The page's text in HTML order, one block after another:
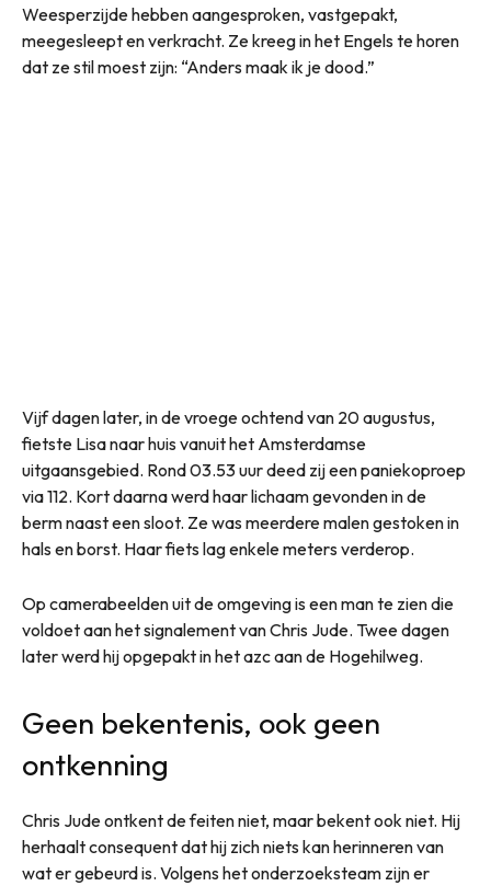
Weesperzijde hebben aangesproken, vastgepakt,
meegesleept en verkracht. Ze kreeg in het Engels te horen
dat ze stil moest zijn: “Anders maak ik je dood.”
Vijf dagen later, in de vroege ochtend van 20 augustus,
fietste Lisa naar huis vanuit het Amsterdamse
uitgaansgebied. Rond 03.53 uur deed zij een paniekoproep
via 112. Kort daarna werd haar lichaam gevonden in de
berm naast een sloot. Ze was meerdere malen gestoken in
hals en borst. Haar fiets lag enkele meters verderop.
Op camerabeelden uit de omgeving is een man te zien die
voldoet aan het signalement van Chris Jude. Twee dagen
later werd hij opgepakt in het azc aan de Hogehilweg.
Geen bekentenis, ook geen
ontkenning
Chris Jude ontkent de feiten niet, maar bekent ook niet. Hij
herhaalt consequent dat hij zich niets kan herinneren van
wat er gebeurd is. Volgens het onderzoeksteam zijn er